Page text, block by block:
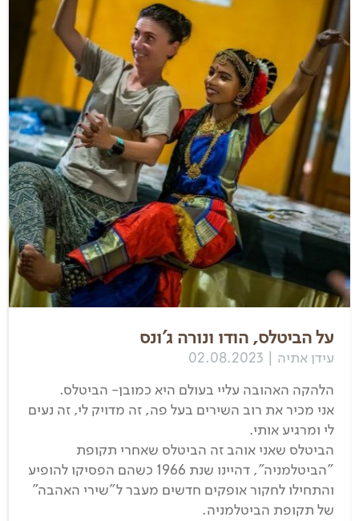
על הביטלס, הודו ונורה ג'ונס
עידן אתיה | 02.08.2023
הלהקה האהובה עליי בעולם היא כמובן- הביטלס.
אני מכיר את רוב השירים בעל פה, זה מדויק לי, זה נעים
לי ומרגיע אותי.
הביטלס שאני אוהב זה הביטלס שאחרי תקופת
"הביטלמניה", דהיינו שנת 1966 כשהם הפסיקו להופיע
והתחילו לחקור אופקים חדשים מעבר ל"שירי האהבה"
של תקופת הביטלמניה.